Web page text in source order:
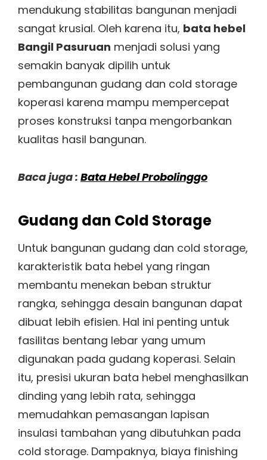
mendukung stabilitas bangunan menjadi
sangat krusial. Oleh karena itu, bata hebel
Bangil Pasuruan menjadi solusi yang
semakin banyak dipilih untuk
pembangunan gudang dan cold storage
koperasi karena mampu mempercepat
proses konstruksi tanpa mengorbankan
kualitas hasil bangunan.
Baca juga : Bata Hebel Probolinggo
Gudang dan Cold Storage
Untuk bangunan gudang dan cold storage,
karakteristik bata hebel yang ringan
membantu menekan beban struktur
rangka, sehingga desain bangunan dapat
dibuat lebih efisien. Hal ini penting untuk
fasilitas bentang lebar yang umum
digunakan pada gudang koperasi. Selain
itu, presisi ukuran bata hebel menghasilkan
dinding yang lebih rata, sehingga
memudahkan pemasangan lapisan
insulasi tambahan yang dibutuhkan pada
cold storage. Dampaknya, biaya finishing